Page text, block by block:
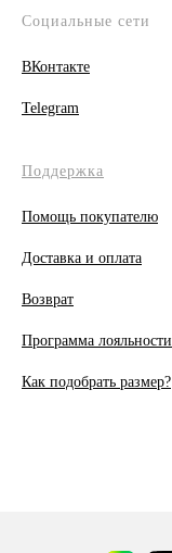
Социальные сети
ВКонтакте
Telegram
Поддержка
Помощь покупателю
Доставка и оплата
Возврат
Программа лояльности
Как подобрать размер?